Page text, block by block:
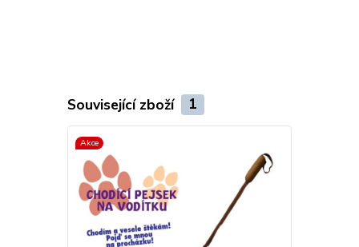
Související zboží 1
Akce